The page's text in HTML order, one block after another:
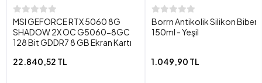
MSI GEFORCE RTX 5060 8G
SHADOW 2X OC G5060-8GC
128 Bit GDDR7 8 GB Ekran Kartı
22.840,52 TL
Borrn Antikolik Silikon
150ml - Yeşil
1.049,90 TL